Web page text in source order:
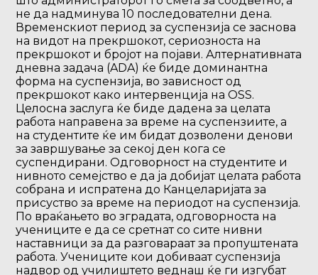
не да надминува 10 последователни дена.
Временскиот период за суспензија се заснова
на видот на прекршокот, сериозноста на
прекршокот и бројот на појави. Алтернативната
дневна задача (ADA) ќе биде доминантна
форма на суспензија, во зависност од
прекршокот како интервенција на OSS.
Целосна заслуга ќе биде дадена за целата
работа направена за време на суспензиите, а
на студентите ќе им бидат дозволени денови
за завршување за секој ден кога се
суспендирани. Одговорност на студентите и
нивното семејство е да ја добијат целата работа
собрана и испратена до Канцеларијата за
присуство за време на периодот на суспензија.
По враќањето во зградата, одговорноста на
учениците е да се сретнат со сите нивни
наставници за да разговараат за пропуштената
работа. Учениците кои добиваат суспензија
надвор од училиштето веднаш ќе ги изгубат